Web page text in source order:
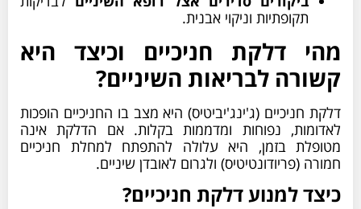
תקופתיות וניקוי אבנית.
מהי דלקת חניכיים וכיצד היא
קשורה לבריאות השיניים?
דלקת חניכיים (ג'ינג'יביטיס) היא מצב בו החניכיים הופכות
לאדומות, נפוחות ומדממות בקלות. אם הדלקת אינה
מטופלת בזמן, היא עלולה להתפתח למחלת חניכיים
חמורה (פריודונטיטיס) ולגרום לאובדן שיניים.
כיצד למנוע דלקת חניכיים?